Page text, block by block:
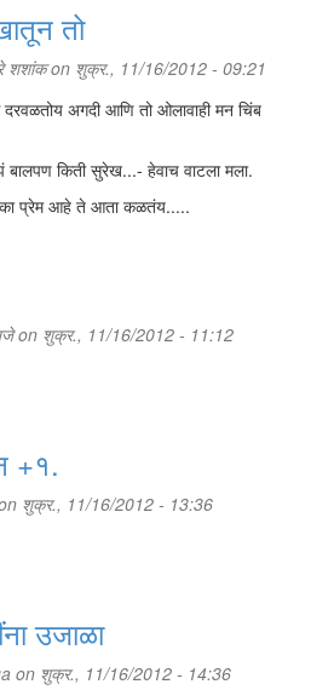
तो
शशांकon शुक्र., 11/16/2012 - 09:21
अगदी आणि तो ओलावाही मन चिंब
बालपण किती सुरेख...- हेवाच वाटला मला.
का प्रेम आहे ते आता कळतंय.....
on शुक्र., 11/16/2012 - 11:12
+१.
शुक्र., 11/16/2012 - 13:36
उजाळा
on शुक्र., 11/16/2012 - 14:36